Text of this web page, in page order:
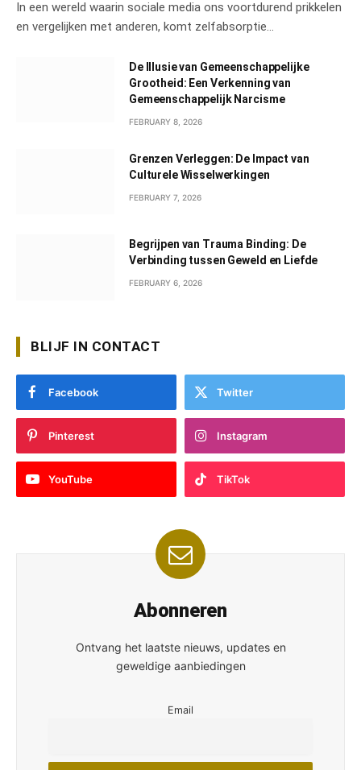
In een wereld waarin sociale media ons voortdurend prikkelen
en vergelijken met anderen, komt zelfabsorptie…
De Illusie van Gemeenschappelijke
Grootheid: Een Verkenning van
Gemeenschappelijk Narcisme
FEBRUARY 8, 2026
Grenzen Verleggen: De Impact van
Culturele Wisselwerkingen
FEBRUARY 7, 2026
Begrijpen van Trauma Binding: De
Verbinding tussen Geweld en Liefde
FEBRUARY 6, 2026
BLIJF IN CONTACT
Facebook Twitter
Pinterest Instagram
YouTube TikTok
Abonneren
Ontvang het laatste nieuws, updates en
geweldige aanbiedingen
Email